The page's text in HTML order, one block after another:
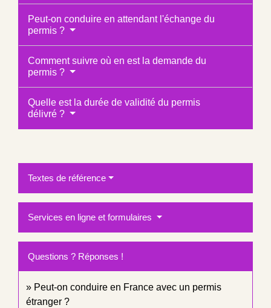
Peut-on conduire en attendant l'échange du
permis ?
Comment suivre où en est la demande du
permis ?
Quelle est la durée de validité du permis
délivré ?
Textes de référence
Services en ligne et formulaires
Questions ? Réponses !
Peut-on conduire en France avec un permis
étranger ?